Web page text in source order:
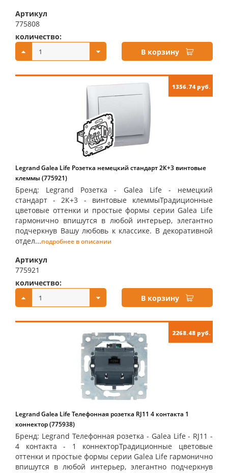
Артикул
775808
количество:
В корзину
1356.74 руб.
Legrand Galea Life Розетка немецкий стандарт 2К+3 винтовые
клеммы (775921)
Бренд: Legrand Розетка - Galea Life - немецкий
стандарт - 2К+3 - винтовые клеммыТрадиционные
цветовые оттенки и простые формы серии Galea Life
гармонично впишутся в любой интерьер, элегантно
подчеркнув Вашу любовь к классике. В декоративной
отдел...подробнее в описании
Артикул
775921
количество:
В корзину
2268.48 руб.
Legrand Galea Life Телефонная розетка RJ11 4 контакта 1
коннектор (775938)
Бренд: Legrand Телефонная розетка - Galea Life - RJ11 -
4 контакта - 1 коннекторТрадиционные цветовые
оттенки и простые формы серии Galea Life гармонично
впишутся в любой интерьер, элегантно подчеркнув